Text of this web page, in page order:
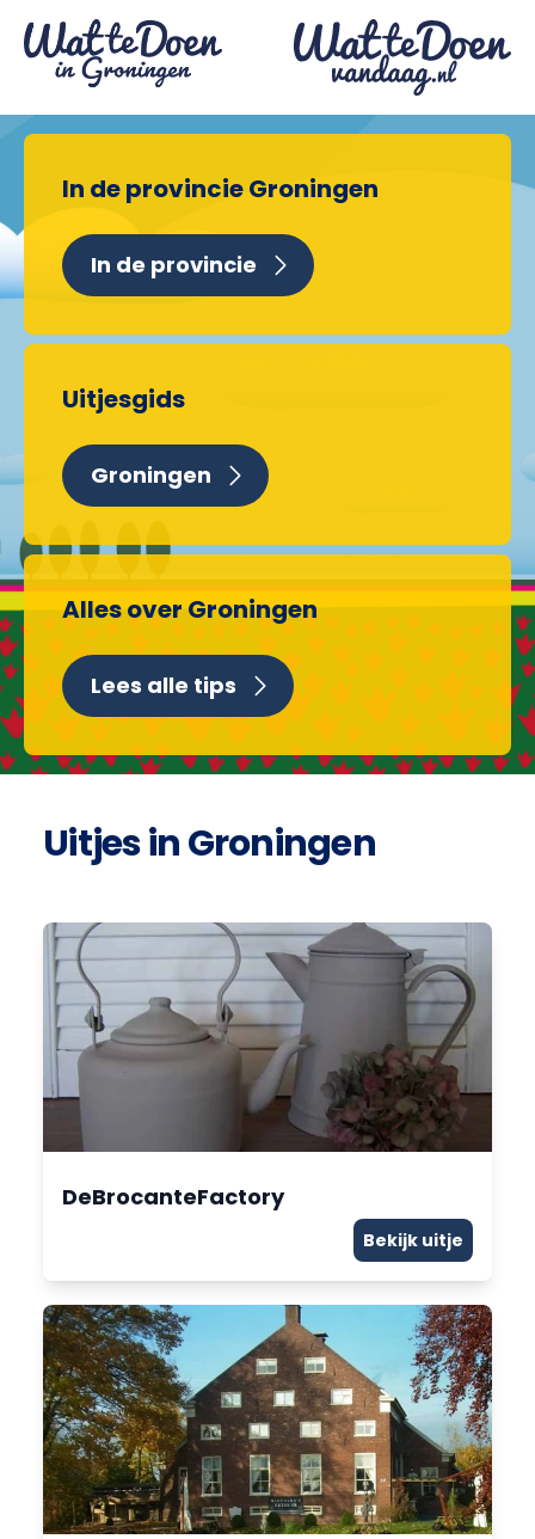
In de provincie Groningen
In de provincie
Uitjesgids
Groningen
Alles over Groningen
Lees alle tips
Uitjes in Groningen
DeBrocanteFactory
Bekijk uitje